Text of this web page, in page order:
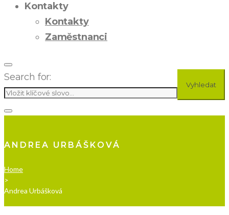
Kontakty
Kontakty
Zaměstnanci
Search for:
Vyhledat
ANDREA URBÁŠKOVÁ
Home
>
Andrea Urbášková